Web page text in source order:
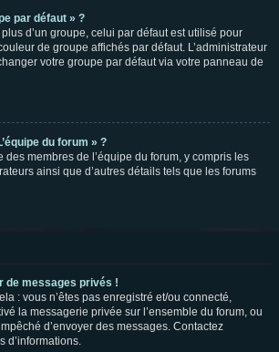
par défaut » ?
d’un groupe, celui par défaut est utilisé pour
de groupe affichés par défaut. L’administrateur
votre groupe par défaut via votre panneau de
du forum » ?
des membres de l’équipe du forum, y compris les
ainsi que d’autres détails tels que les forums
de messages privés !
: vous n’êtes pas enregistré et/ou connecté,
la messagerie privée sur l’ensemble du forum, ou
d’envoyer des messages. Contactez
d’informations.